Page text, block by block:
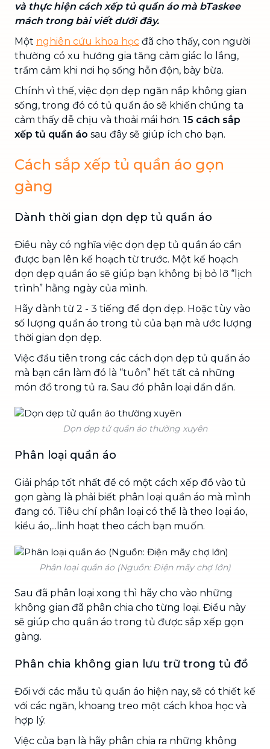
và thực hiện cách xếp tủ quần áo mà bTaskee
mách trong bài viết dưới đây.
Một nghiên cứu khoa học đã cho thấy, con người
thường có xu hướng gia tăng cảm giác lo lắng,
trầm cảm khi nơi họ sống hỗn độn, bày bừa.
Chính vì thế, việc dọn dẹp ngăn nắp không gian
sống, trong đó có tủ quần áo sẽ khiến chúng ta
cảm thấy dễ chịu và thoải mái hơn. 15 cách sắp
xếp tủ quần áo sau đây sẽ giúp ích cho bạn.
Cách sắp xếp tủ quần áo gọn
gàng
Dành thời gian dọn dẹp tủ quần áo
Điều này có nghĩa việc dọn dẹp tủ quần áo cần
được bạn lên kế hoạch từ trước. Một kế hoạch
dọn dẹp quần áo sẽ giúp bạn không bị bỏ lỡ “lịch
trình” hằng ngày của mình.
Hãy dành từ 2 - 3 tiếng để dọn dẹp. Hoặc tùy vào
số lượng quần áo trong tủ của bạn mà ước lượng
thời gian dọn dẹp.
Việc đầu tiên trong các cách dọn dẹp tủ quần áo
mà bạn cần làm đó là “tuôn” hết tất cả những
món đồ trong tủ ra. Sau đó phân loại dần dần.
Dọn dẹp tử quần áo thường xuyên
Phân loại quần áo
Giải pháp tốt nhất để có một cách xếp đồ vào tủ
gọn gàng là phải biết phân loại quần áo mà mình
đang có. Tiêu chí phân loại có thể là theo loại áo,
kiểu áo,...linh hoạt theo cách bạn muốn.
Phân loại quần áo (Nguồn: Điện mãy chợ lớn)
Sau đã phân loại xong thì hãy cho vào những
không gian đã phân chia cho từng loại. Điều này
sẽ giúp cho quần áo trong tủ được sắp xếp gọn
gàng.
Phân chia không gian lưu trữ trong tủ đồ
Đối với các mẫu tủ quần áo hiện nay, sẽ có thiết kế
với các ngăn, khoang treo một cách khoa học và
hợp lý.
Việc của bạn là hãy phân chia ra những không